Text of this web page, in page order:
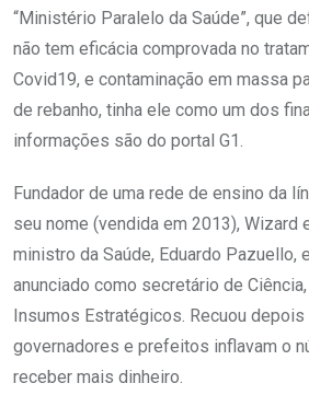
“Ministério Paralelo da Saúde”, que
não tem eficácia comprovada no
Covid19, e contaminação em massa
de rebanho, tinha ele como um dos
informações são do portal G1.
Fundador de uma rede de ensino da
seu nome (vendida em 2013), Wizard
ministro da Saúde, Eduardo Pazuello,
anunciado como secretário de
Insumos Estratégicos. Recuou
governadores e prefeitos inflavam o
receber mais dinheiro.